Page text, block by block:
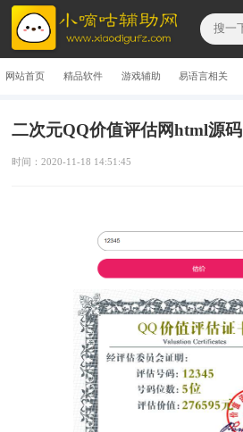
网站首页 精品软件 游戏辅助 易语言相关
二次元QQ价值评估网html源码
时间：2020-11-18 14:51:45